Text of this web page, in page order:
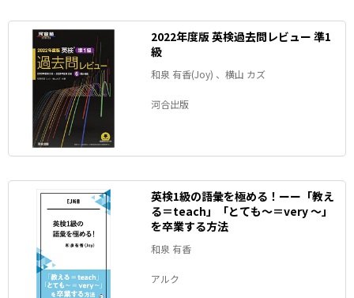
2022年度版 英検過去問レビュー 準1
級
和泉 有香(Joy) 、横山 カズ
河合出版
英検1級の語彙を極める！ーー「教え
る＝teach」「とても～＝very ～」
を卒業する方法
和泉 有香
アルク